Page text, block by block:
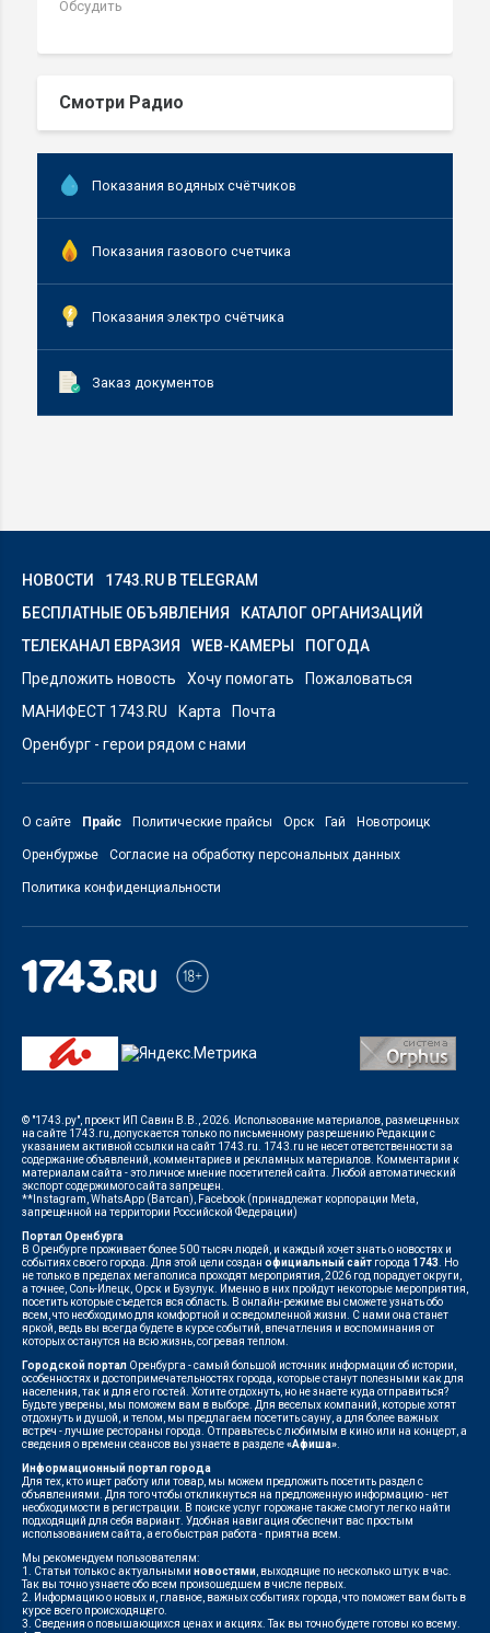
Обсудить
Смотри Радио
Показания водяных счётчиков
Показания газового счетчика
Показания электро счётчика
Заказ документов
НОВОСТИ
1743.RU В TELEGRAM
БЕСПЛАТНЫЕ ОБЪЯВЛЕНИЯ
КАТАЛОГ ОРГАНИЗАЦИЙ
ТЕЛЕКАНАЛ ЕВРАЗИЯ
WEB-КАМЕРЫ
ПОГОДА
Предложить новость
Хочу помогать
Пожаловаться
МАНИФЕСТ 1743.RU
Карта
Почта
Оренбург - герои рядом с нами
О сайте Прайс Политические прайсы Орск Гай Новотроицк
Оренбуржье Согласие на обработку персональных данных
Политика конфиденциальности
© "1743.ру", проект ИП Савин В.В., 2026. Использование материалов, размещенных
на сайте 1743.ru, допускается только по письменному разрешению Редакции с
указанием активной ссылки на сайт 1743.ru. 1743.ru не несет ответственности за
содержание объявлений, комментариев и рекламных материалов. Комментарии к
материалам сайта - это личное мнение посетителей сайта. Любой автоматический
экспорт содержимого сайта запрещен.
**Instagram, WhatsApp (Ватсап), Facebook (принадлежат корпорации Meta,
запрещенной на территории Российской Федерации)
Портал Оренбурга
В Оренбурге проживает более 500 тысяч людей, и каждый хочет знать о новостях и
событиях своего города. Для этой цели создан официальный сайт города 1743 . Но
не только в пределах мегаполиса проходят мероприятия, 2026 год порадует округи,
а точнее, Соль-Илецк, Орск и Бузулук. Именно в них пройдут некоторые мероприятия,
посетить которые съедется вся область. В онлайн-режиме вы сможете узнать обо
всем, что необходимо для комфортной и осведомленной жизни. С нами она станет
яркой, ведь вы всегда будете в курсе событий, впечатления и воспоминания от
которых останутся на всю жизнь, согревая теплом.
Городской портал Оренбурга - самый большой источник информации об истории,
особенностях и достопримечательностях города, которые станут полезными как для
населения, так и для его гостей. Хотите отдохнуть, но не знаете куда отправиться?
Будьте уверены, мы поможем вам в выборе. Для веселых компаний, которые хотят
отдохнуть и душой, и телом, мы предлагаем посетить сауну, а для более важных
встреч - лучшие рестораны города. Отправьтесь с любимым в кино или на концерт, а
сведения о времени сеансов вы узнаете в разделе«Афиша»
Информационный портал города
Для тех, кто ищет работу или товар, мы можем предложить посетить раздел с
объявлениями. Для того чтобы откликнуться на предложенную информацию - нет
необходимости в регистрации. В поиске услуг горожане также смогут легко найти
подходящий для себя вариант. Удобная навигация обеспечит вас простым
использованием сайта, а его быстрая работа - приятна всем.
Мы рекомендуем пользователям:
1. Статьи только с актуальными новостями , выходящие по несколько штук в час.
Так вы точно узнаете обо всем произошедшем в числе первых.
2. Информацию о новых и, главное, важных событиях города, что поможет вам быть в
курсе всего происходящего.
3. Сведения о повышающихся ценах и акциях. Так вы точно будете готовы ко всему.